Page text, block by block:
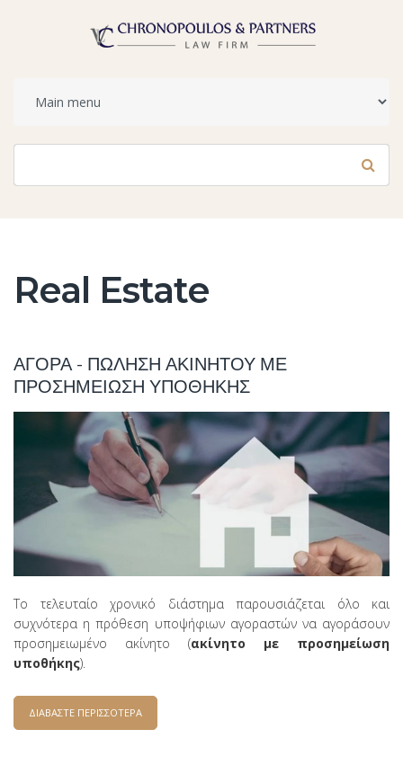
Real Estate
ΑΓΟΡΑ - ΠΩΛΗΣΗ ΑΚΙΝΗΤΟΥ ΜΕ
ΠΡΟΣΗΜΕΙΩΣΗ ΥΠΟΘΗΚΗΣ
Το τελευταίο χρονικό διάστημα παρουσιάζεται όλο και
συχνότερα η πρόθεση υποψήφιων αγοραστών να αγοράσουν
προσημειωμένο ακίνητο (ακίνητο με προσημείωση
υποθήκης).
ΔΙΑΒΑΣΤΕ ΠΕΡΙΣΣΟΤΕΡΑ
ΥΠΟΘΗΚΗΣ